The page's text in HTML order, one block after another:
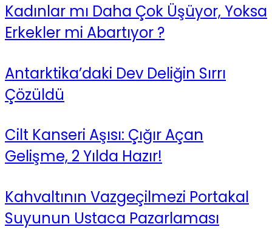
Kadınlar mı Daha Çok Üşüyor, Yoksa
Erkekler mi Abartıyor ?
Antarktika’daki Dev Deliğin Sırrı
Çözüldü
Cilt Kanseri Aşısı: Çığır Açan
Gelişme, 2 Yılda Hazır!
Kahvaltının Vazgeçilmezi Portakal
Suyunun Ustaca Pazarlaması